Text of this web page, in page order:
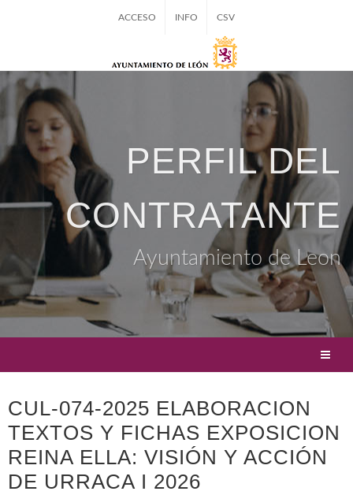
ACCESO INFO CSV
PERFIL DEL
CONTRATANTE
Ayuntamiento de Leon
CUL-074-2025 ELABORACION
TEXTOS Y FICHAS EXPOSICION
REINA ELLA: VISIÓN Y ACCIÓN
DE URRACA I 2026